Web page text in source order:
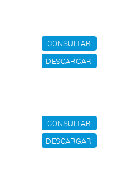
CONSULTAR
DESCARGAR
CONSULTAR
DESCARGAR